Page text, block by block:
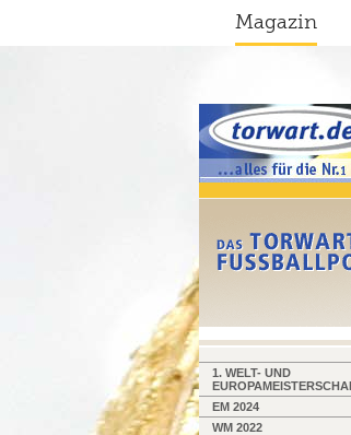
Magazin
1. WELT- UND
EM 2024
WM 2022